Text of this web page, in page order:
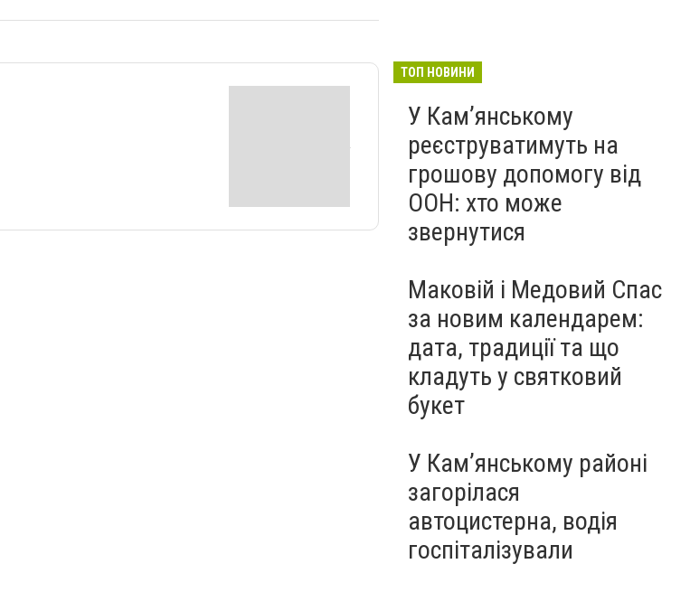
ТОП НОВИНИ
У Кам’янському
реєструватимуть на
грошову допомогу від
ООН: хто може
звернутися
Маковій і Медовий Спас
за новим календарем:
дата, традиції та що
кладуть у святковий
букет
У Кам’янському районі
загорілася
автоцистерна, водія
госпіталізували